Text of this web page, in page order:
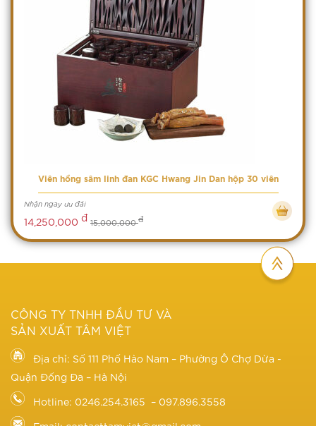
Viên hồng sâm linh đan KGC Hwang Jin Dan hộp 30 viên
Nhận ngay ưu đãi
14,250,000 đ 15,000,000đ
CÔNG TY TNHH ĐẦU TƯ VÀ
SẢN XUẤT TÂM VIỆT
Địa chỉ: Số 111 Phố Hào Nam – Phường Ô Chợ Dừa -
Quận Đống Đa – Hà Nội
Hotline: 0246.254.3165 – 097.896.3558